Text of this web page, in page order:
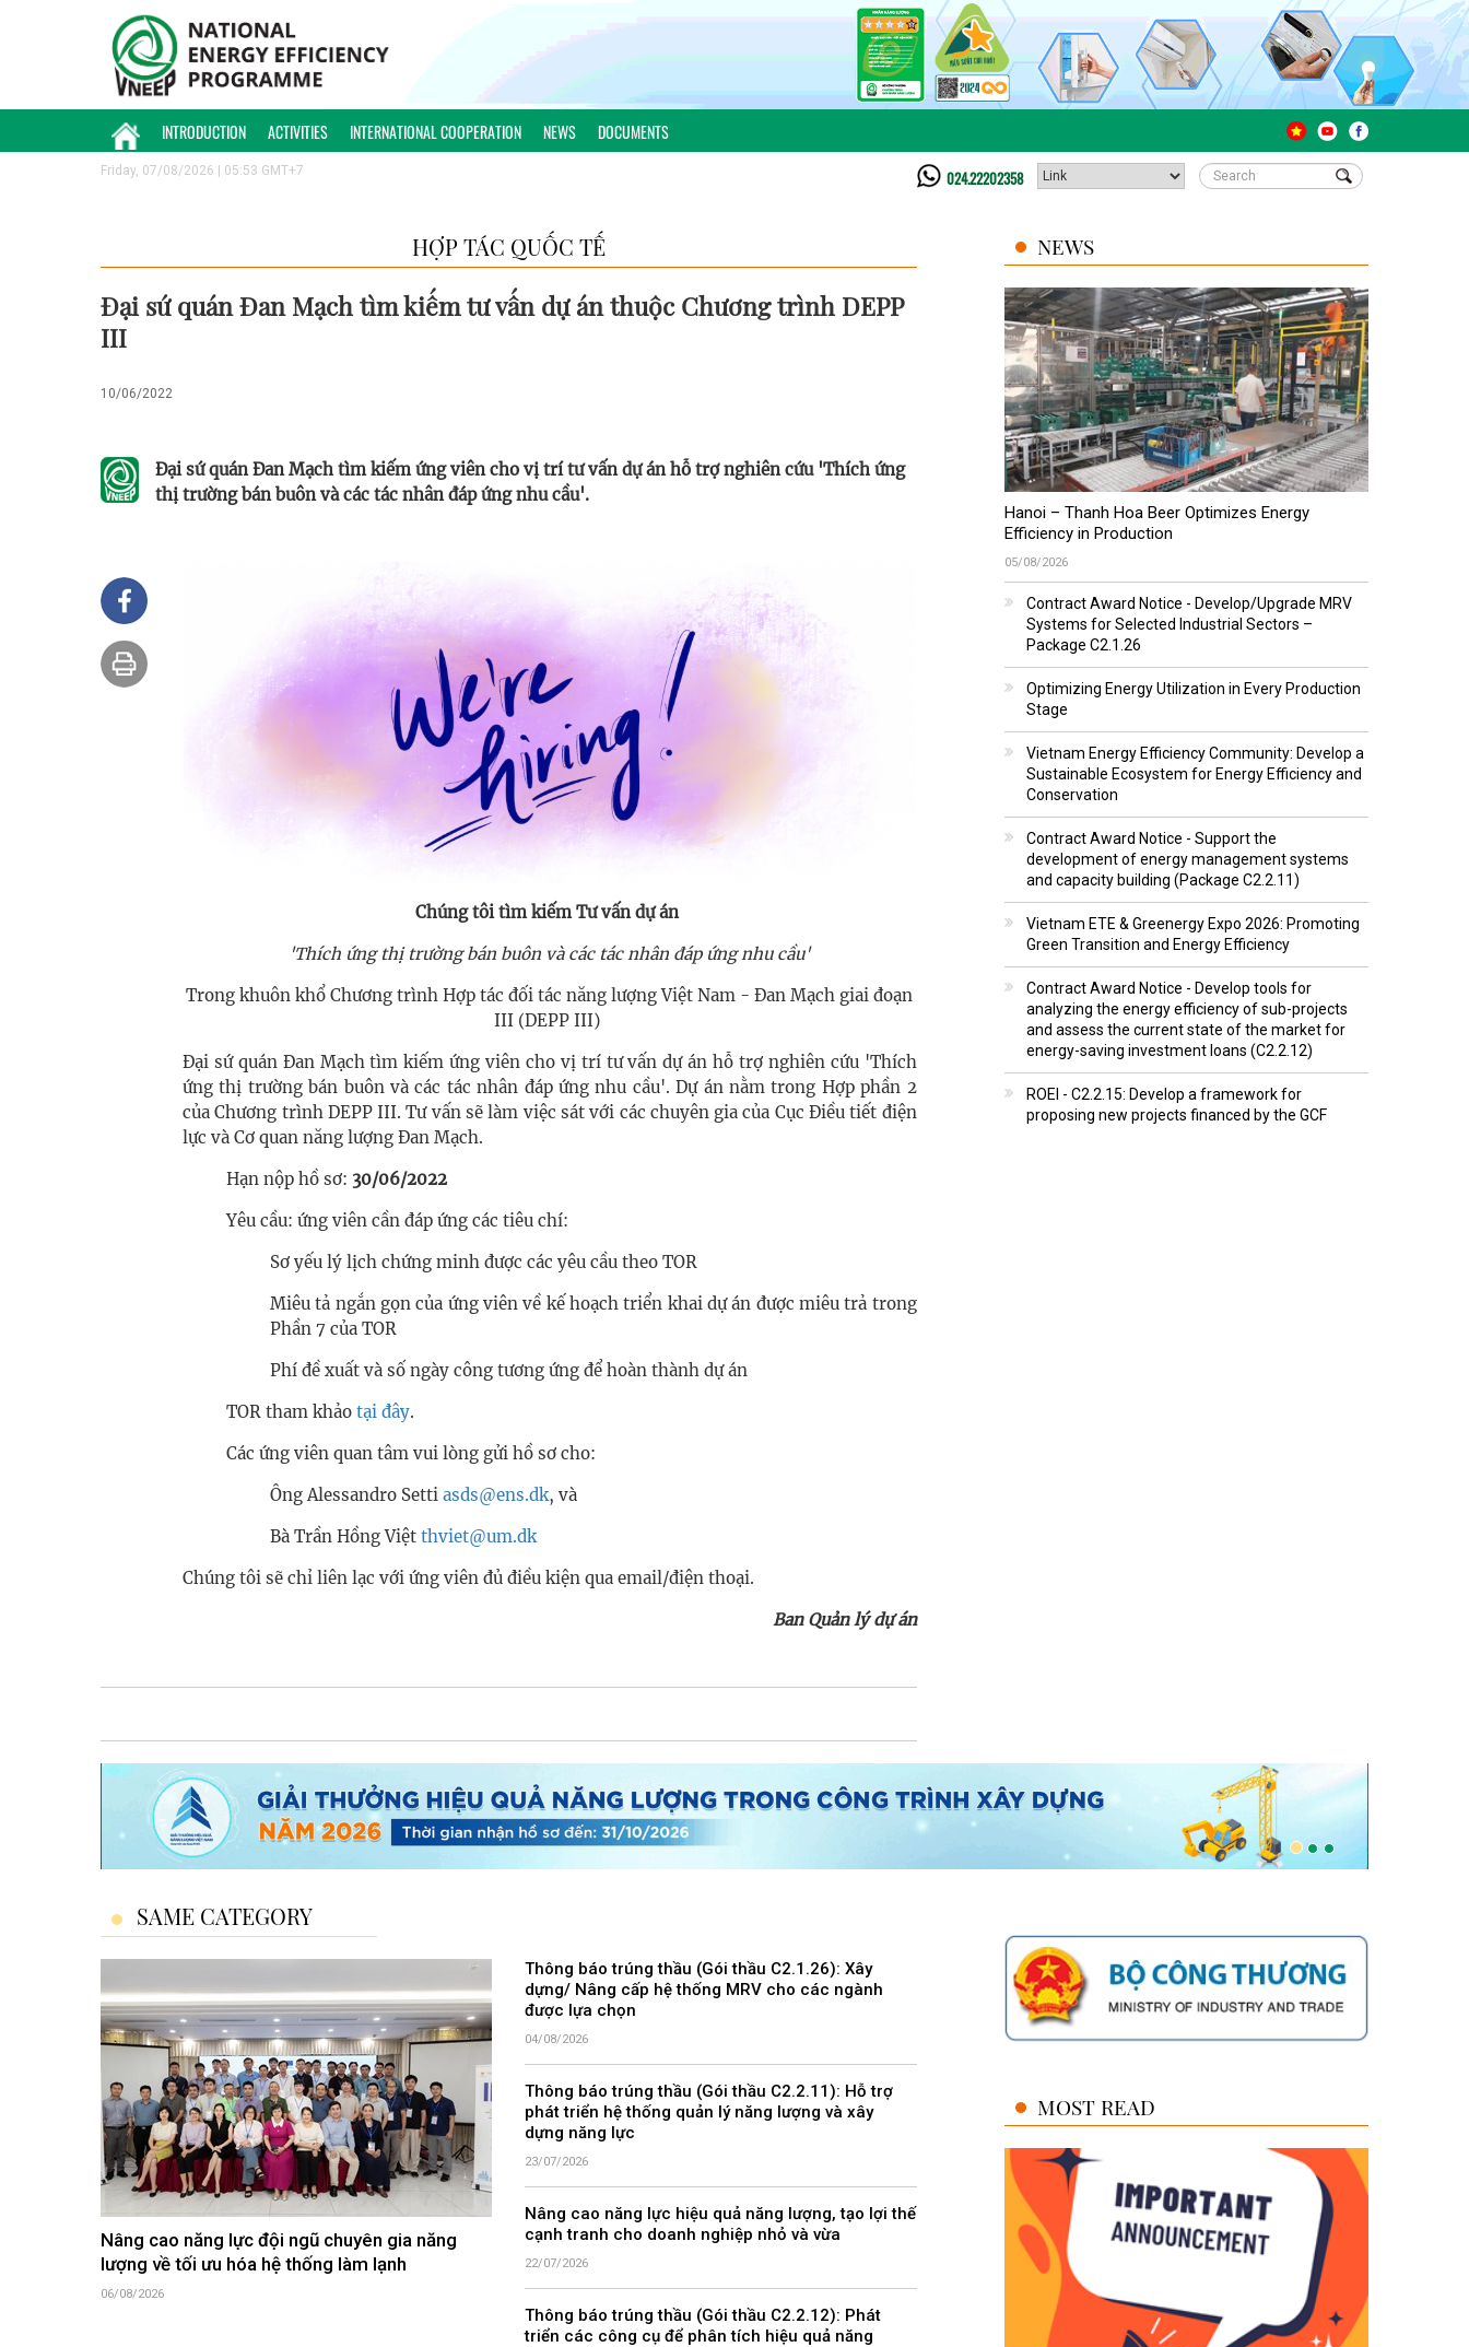
INTRODUCTION ACTIVITIES INTERNATIONAL COOPERATION NEWS DOCUMENTS
Friday, 07/08/2026 | 05:53 GMT+7 024.22202358
HỢP TÁC QUỐC TẾ
Đại sứ quán Đan Mạch tìm kiếm tư vấn dự án thuộc Chương trình DEPP
III
10/06/2022
Đại sứ quán Đan Mạch tìm kiếm ứng viên cho vị trí tư vấn dự án hỗ trợ nghiên cứu 'Thích ứng
thị trường bán buôn và các tác nhân đáp ứng nhu cầu'.
Chúng tôi tìm kiếm Tư vấn dự án
'Thích ứng thị trường bán buôn và các tác nhân đáp ứng nhu cầu'
Trong khuôn khổ Chương trình Hợp tác đối tác năng lượng Việt Nam - Đan Mạch giai đoạn
III (DEPP III)
Đại sứ quán Đan Mạch tìm kiếm ứng viên cho vị trí tư vấn dự án hỗ trợ nghiên cứu 'Thích
ứng thị trường bán buôn và các tác nhân đáp ứng nhu cầu'. Dự án nằm trong Hợp phần 2
của Chương trình DEPP III. Tư vấn sẽ làm việc sát với các chuyên gia của Cục Điều tiết điện
lực và Cơ quan năng lượng Đan Mạch.
Hạn nộp hồ sơ: 30/06/2022
Yêu cầu: ứng viên cần đáp ứng các tiêu chí:
Sơ yếu lý lịch chứng minh được các yêu cầu theo TOR
Miêu tả ngắn gọn của ứng viên về kế hoạch triển khai dự án được miêu trả trong
Phần 7 của TOR
Phí đề xuất và số ngày công tương ứng để hoàn thành dự án
TOR tham khảo tại đây.
Các ứng viên quan tâm vui lòng gửi hồ sơ cho:
Ông Alessandro Setti asds@ens.dk, và
Bà Trần Hồng Việt thviet@um.dk
Chúng tôi sẽ chỉ liên lạc với ứng viên đủ điều kiện qua email/điện thoại.
Ban Quản lý dự án
NEWS
Hanoi – Thanh Hoa Beer Optimizes Energy
Efficiency in Production
05/08/2026
Contract Award Notice - Develop/Upgrade MRV
Systems for Selected Industrial Sectors –
Package C2.1.26
Optimizing Energy Utilization in Every Production
Stage
Vietnam Energy Efficiency Community: Develop a
Sustainable Ecosystem for Energy Efficiency and
Conservation
Contract Award Notice - Support the
development of energy management systems
and capacity building (Package C2.2.11)
Vietnam ETE & Greenergy Expo 2026: Promoting
Green Transition and Energy Efficiency
Contract Award Notice - Develop tools for
analyzing the energy efficiency of sub-projects
and assess the current state of the market for
energy-saving investment loans (C2.2.12)
ROEI - C2.2.15: Develop a framework for
proposing new projects financed by the GCF
SAME CATEGORY
Nâng cao năng lực đội ngũ chuyên gia năng
lượng về tối ưu hóa hệ thống làm lạnh
06/08/2026
Thông báo trúng thầu (Gói thầu C2.1.26): Xây
dựng/ Nâng cấp hệ thống MRV cho các ngành
được lựa chọn
04/08/2026
Thông báo trúng thầu (Gói thầu C2.2.11): Hỗ trợ
phát triển hệ thống quản lý năng lượng và xây
dựng năng lực
23/07/2026
Nâng cao năng lực hiệu quả năng lượng, tạo lợi thế
cạnh tranh cho doanh nghiệp nhỏ và vừa
22/07/2026
Thông báo trúng thầu (Gói thầu C2.2.12): Phát
triển các công cụ để phân tích hiệu quả năng
MOST READ